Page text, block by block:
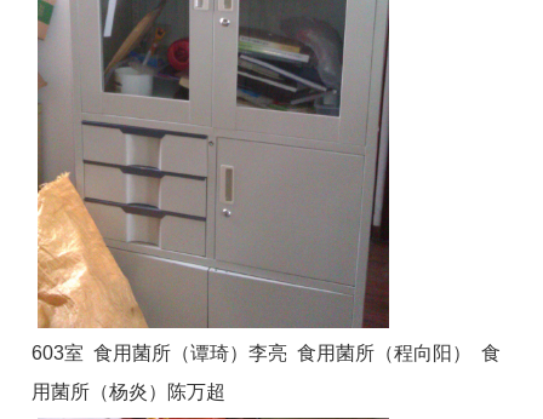
603室 食用菌所（谭琦）李亮 食用菌所（程向阳） 食
用菌所（杨炎）陈万超